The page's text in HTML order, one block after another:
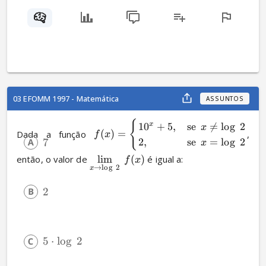
03 EFOMM 1997 - Matemática ASSUNTOS
Dada a função f(x) = { 10x + 5,
2,
se x 
= log 2
se x = log 2
,
então, o valor de
x→log 2
lim f(x) é igual a:
7
2
5 ⋅ log 2